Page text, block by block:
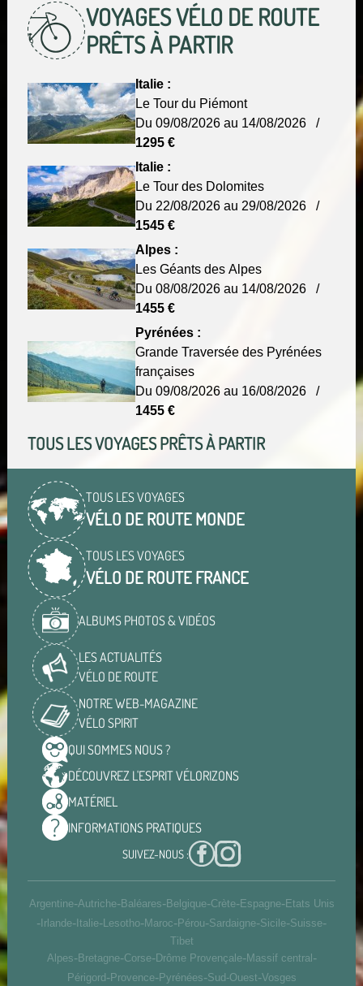
VOYAGES VÉLO DE ROUTE
PRÊTS À PARTIR
Italie :
Le Tour du Piémont
Du 09/08/2026 au 14/08/2026 /
1295 €
Italie :
Le Tour des Dolomites
Du 22/08/2026 au 29/08/2026 /
1545 €
Alpes :
Les Géants des Alpes
Du 08/08/2026 au 14/08/2026 /
1455 €
Pyrénées :
Grande Traversée des Pyrénées
françaises
Du 09/08/2026 au 16/08/2026 /
1455 €
TOUS LES VOYAGES PRÊTS À PARTIR
TOUS LES VOYAGES
VÉLO DE ROUTE MONDE
TOUS LES VOYAGES
VÉLO DE ROUTE FRANCE
ALBUMS PHOTOS & VIDÉOS
LES ACTUALITÉS
VÉLO DE ROUTE
NOTRE WEB-MAGAZINE
VÉLO SPIRIT
QUI SOMMES NOUS ?
DÉCOUVREZ L'ESPRITVÉLORIZONS
MATÉRIEL
INFORMATIONS PRATIQUES
SUIVEZ-NOUS :
Argentine-Autriche-Baléares-Belgique-Crète-Espagne-Etats Unis
- Irlande- Italie-Lesotho-Maroc-Pérou-Sardaigne-Sicile-Suisse-
Tibet
Alpes-Bretagne-Corse-Drôme Provençale-Massif central -
Périgord -Provence-Pyrénées-Sud-Ouest-Vosges